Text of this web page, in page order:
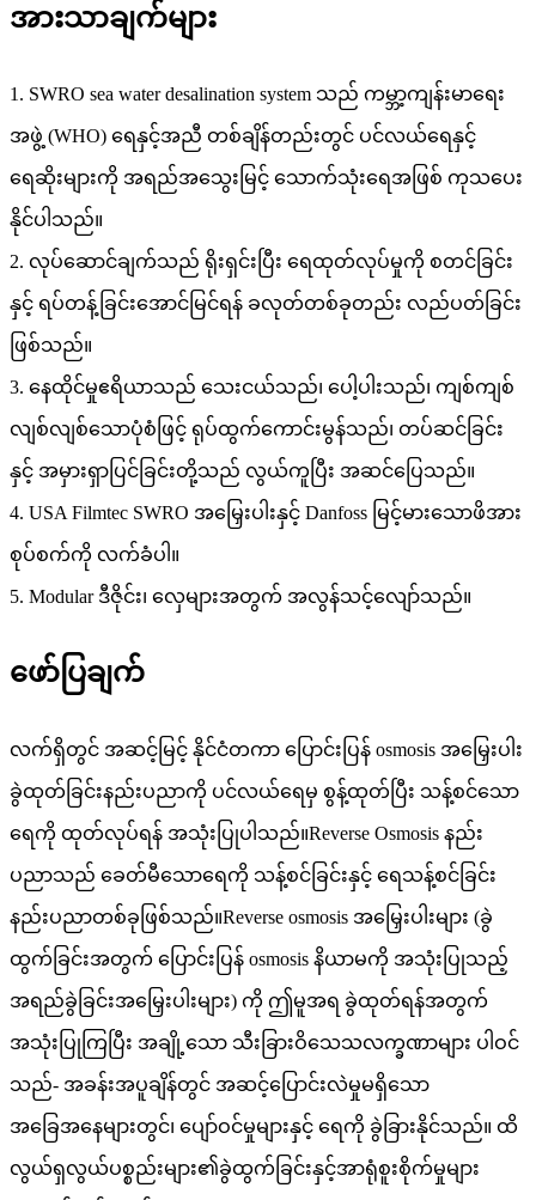
အားသာချက်များ
1. SWRO sea water desalination system သည် ကမ္ဘာ့ကျန်းမာရေး
အဖွဲ့ (WHO) ရေနှင့်အညီ တစ်ချိန်တည်းတွင် ပင်လယ်ရေနှင့်
ရေဆိုးများကို အရည်အသွေးမြင့် သောက်သုံးရေအဖြစ် ကုသပေး
နိုင်ပါသည်။
2. လုပ်ဆောင်ချက်သည် ရိုးရှင်းပြီး ရေထုတ်လုပ်မှုကို စတင်ခြင်း
နှင့် ရပ်တန့်ခြင်းအောင်မြင်ရန် ခလုတ်တစ်ခုတည်း လည်ပတ်ခြင်း
ဖြစ်သည်။
3. နေထိုင်မှုဧရိယာသည် သေးငယ်သည်၊ ပေါ့ပါးသည်၊ ကျစ်ကျစ်
လျစ်လျစ်သောပုံစံဖြင့် ရုပ်ထွက်ကောင်းမွန်သည်၊ တပ်ဆင်ခြင်း
နှင့် အမှားရှာပြင်ခြင်းတို့သည် လွယ်ကူပြီး အဆင်ပြေသည်။
4. USA Filmtec SWRO အမြှေးပါးနှင့် Danfoss မြင့်မားသောဖိအား
စုပ်စက်ကို လက်ခံပါ။
5. Modular ဒီဇိုင်း၊ လှေများအတွက် အလွန်သင့်လျော်သည်။
ဖော်ပြချက်
လက်ရှိတွင် အဆင့်မြင့် နိုင်ငံတကာ ပြောင်းပြန် osmosis အမြှေးပါး
ခွဲထုတ်ခြင်းနည်းပညာကို ပင်လယ်ရေမှ စွန့်ထုတ်ပြီး သန့်စင်သော
ရေကို ထုတ်လုပ်ရန် အသုံးပြုပါသည်။Reverse Osmosis နည်း
ပညာသည် ခေတ်မီသောရေကို သန့်စင်ခြင်းနှင့် ရေသန့်စင်ခြင်း
နည်းပညာတစ်ခုဖြစ်သည်။Reverse osmosis အမြှေးပါးများ (ခွဲ
ထွက်ခြင်းအတွက် ပြောင်းပြန် osmosis နိယာမကို အသုံးပြုသည့်
အရည်ခွဲခြင်းအမြှေးပါးများ) ကို ဤမူအရ ခွဲထုတ်ရန်အတွက်
အသုံးပြုကြပြီး အချို့သော သီးခြားဝိသေသလက္ခဏာများ ပါဝင်
သည်- အခန်းအပူချိန်တွင် အဆင့်ပြောင်းလဲမှုမရှိသော
အခြေအနေများတွင်၊ ပျော်ဝင်မှုများနှင့် ရေကို ခွဲခြားနိုင်သည်။ ထိ
လွယ်ရှလွယ်ပစ္စည်းများ၏ခွဲထွက်ခြင်းနှင့်အာရုံစူးစိုက်မှုများ